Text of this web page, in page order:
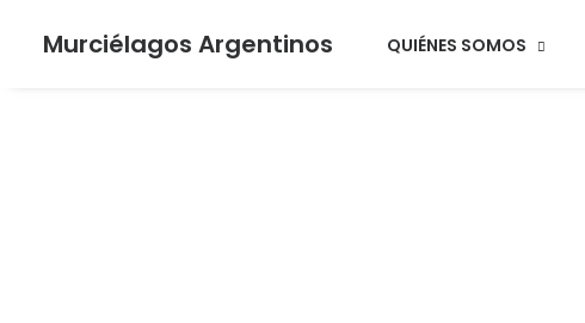
Murciélagos Argentinos QUIÉNES SOMOS